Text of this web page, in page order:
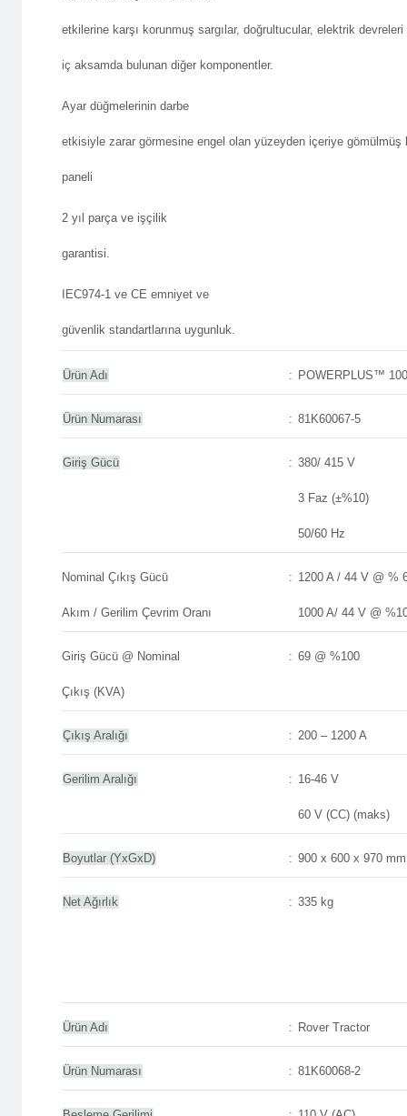
etkilerine karşı korunmuş sargılar, doğrultucular, elektrik devreleri
iç aksamda bulunan diğer komponentler.
Ayar düğmelerinin darbe
etkisiyle zarar görmesine engel olan yüzeyden içeriye gömülmüş
paneli
2 yıl parça ve işçilik
garantisi.
IEC974-1 ve CE emniyet ve
güvenlik standartlarına uygunluk.
Ürün Adı : POWERPLUS™
Ürün Numarası : 81K60067-5
Giriş Gücü : 380/ 415 V
3 Faz (±%10)
50/60 Hz
Nominal Çıkış Gücü
Akım / Gerilim Çevrim Oranı
: 1200 A / 44 V @ %
1000 A/ 44 V @
Giriş Gücü @ Nominal
Çıkış (KVA)
: 69 @ %100
Çıkış Aralığı : 200 – 1200 A
Gerilim Aralığı : 16-46 V
60 V (CC) (maks)
Boyutlar (YxGxD) : 900 x 600 x 970 mm
Net Ağırlık : 335 kg
Ürün Adı : Rover Tractor
Ürün Numarası : 81K60068-2